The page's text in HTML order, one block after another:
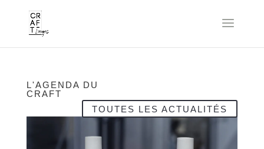
L'AGENDA DU
CRAFT
TOUTES LES ACTUALITÉS